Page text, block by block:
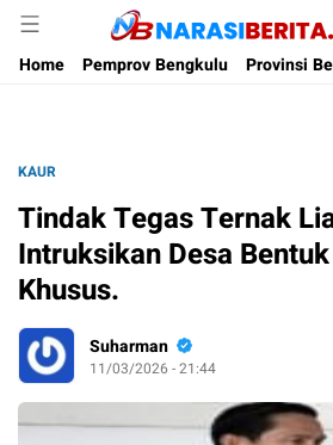
Narasi Berita
Home
Pemprov Bengkulu Provinsi
KAUR
Tindak Tegas Ternak
Intruksikan Desa
Khusus.
Suharman
11/03/2026 - 21:44